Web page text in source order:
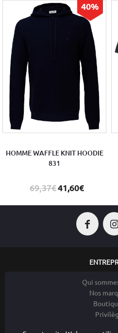
40%
HOMME WAFFLE KNIT HOODIE
831
69,37€41,60€
Qui
Nos